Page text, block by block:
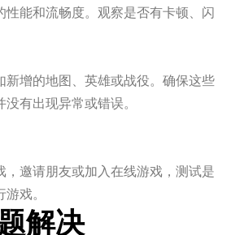
性能和流畅度。观察是否有卡顿、闪
新增的地图、英雄或战役。确保这些
有出现异常或错误。
，邀请朋友或加入在线游戏，测试是
戏。
解决